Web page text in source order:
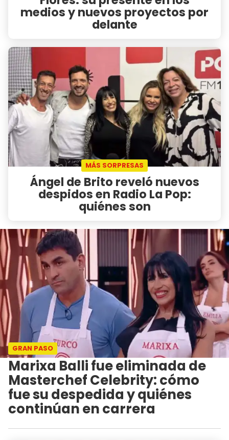
medios y nuevos proyectos por
delante
MÁS SORPRESAS
Ángel de Brito reveló nuevos
despidos en Radio La Pop:
quiénes son
GRAN PASO
Marixa Balli fue eliminada de
Masterchef Celebrity: cómo
fue su despedida y quiénes
continúan en carrera